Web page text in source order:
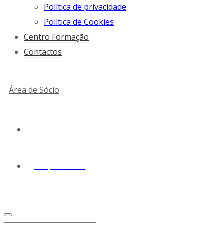
Política de privacidade
Política de Cookies
Centro Formação
Contactos
Área de Sócio